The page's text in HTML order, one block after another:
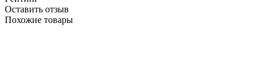
Оставить отзыв
Похожие товары